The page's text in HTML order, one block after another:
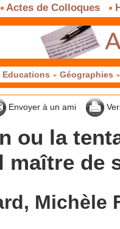
Actes de Colloques
Educations Géographies
Envoyer à un ami
ou la
maître de
Michèle